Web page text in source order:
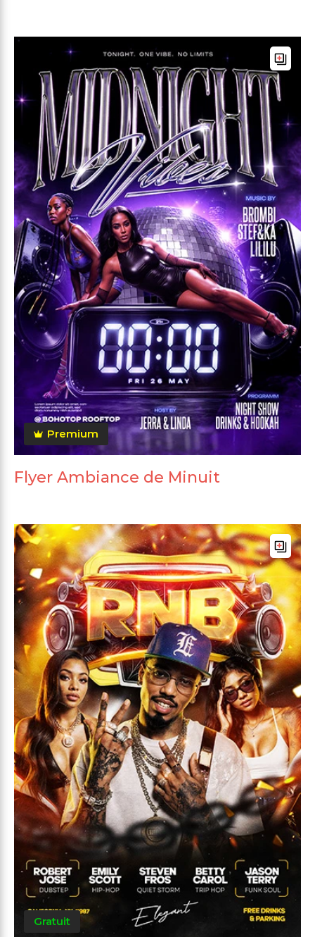
Premium
Flyer Ambiance de Minuit
Gratuit